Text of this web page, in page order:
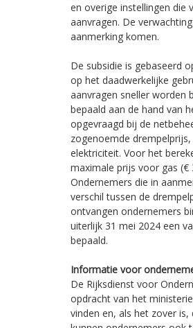
en overige instellingen die
aanvragen. De
aanmerking komen.
De subsidie is gebaseerd
op het daadwerkelijke
aanvragen sneller worden
bepaald aan de hand van
opgevraagd bij de
zogenoemde
elektriciteit. Voor het
maximale prijs voor gas (€
Ondernemers die in
verschil tussen de
ontvangen ondernemers
uiterlijk 31 mei 2024 een
bepaald.
Informatie voor
De Rijksdienst voor
opdracht van het
vinden en, als het zover